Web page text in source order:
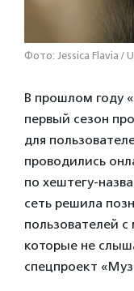
Фото: Jessica Flavia /
В прошлом году
первый сезон
для
проводились
по хештегу-
сеть решила
пользователей
которые не
спецпроект